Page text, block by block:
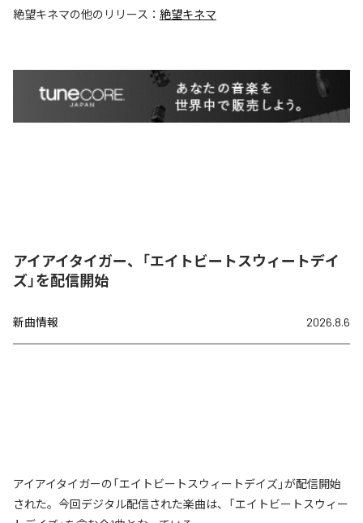
絶望キネマの他のリリース： 絶望キネマ
アイアイタイガー、「エイトビートスウィートデイ
ズ」を配信開始
新曲情報 2026.8.6
アイアイタイガーの「エイトビートスウィートデイズ」が配信開始
された。今回デジタル配信された楽曲は、「エイトビートスウィー